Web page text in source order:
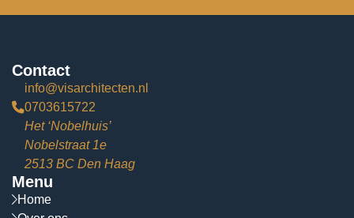
Contact
info@visarchitecten.nl
0703615722
Het ‘Nobelhuis’
Nobelstraat 1e
2513 BC Den Haag
Menu
Home